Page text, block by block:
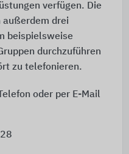
verfügen. Die
außerdem drei
beispielsweise
durchzuführen
zu telefonieren.
oder per E-Mail